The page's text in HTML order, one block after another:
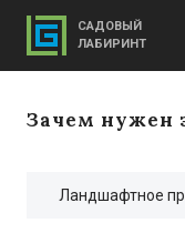
Зачем нужен
Ландшафтное
САДОВЫЙ
ЛАБИРИНТ